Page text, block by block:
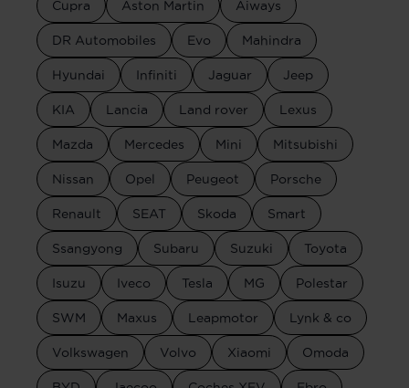
Cupra Aston Martin Aiways
DR Automobiles Evo Mahindra
Hyundai Infiniti Jaguar Jeep
KIA Lancia Land rover Lexus
Mazda Mercedes Mini Mitsubishi
Nissan Opel Peugeot Porsche
Renault SEAT Skoda Smart
Ssangyong Subaru Suzuki Toyota
Isuzu Iveco Tesla MG Polestar
SWM Maxus Leapmotor Lynk & co
Volkswagen Volvo Xiaomi Omoda